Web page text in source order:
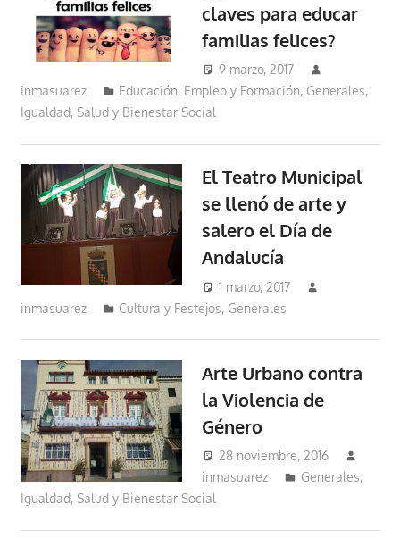
claves para educar
familias felices?
9 marzo, 2017
inmasuarez
Educación, Empleo y Formación, Generales,
Igualdad, Salud y Bienestar Social
El Teatro Municipal
se llenó de arte y
salero el Día de
Andalucía
1 marzo, 2017
inmasuarez
Cultura y Festejos, Generales
Arte Urbano contra
la Violencia de
Género
28 noviembre, 2016
inmasuarez
Generales,
Igualdad, Salud y Bienestar Social